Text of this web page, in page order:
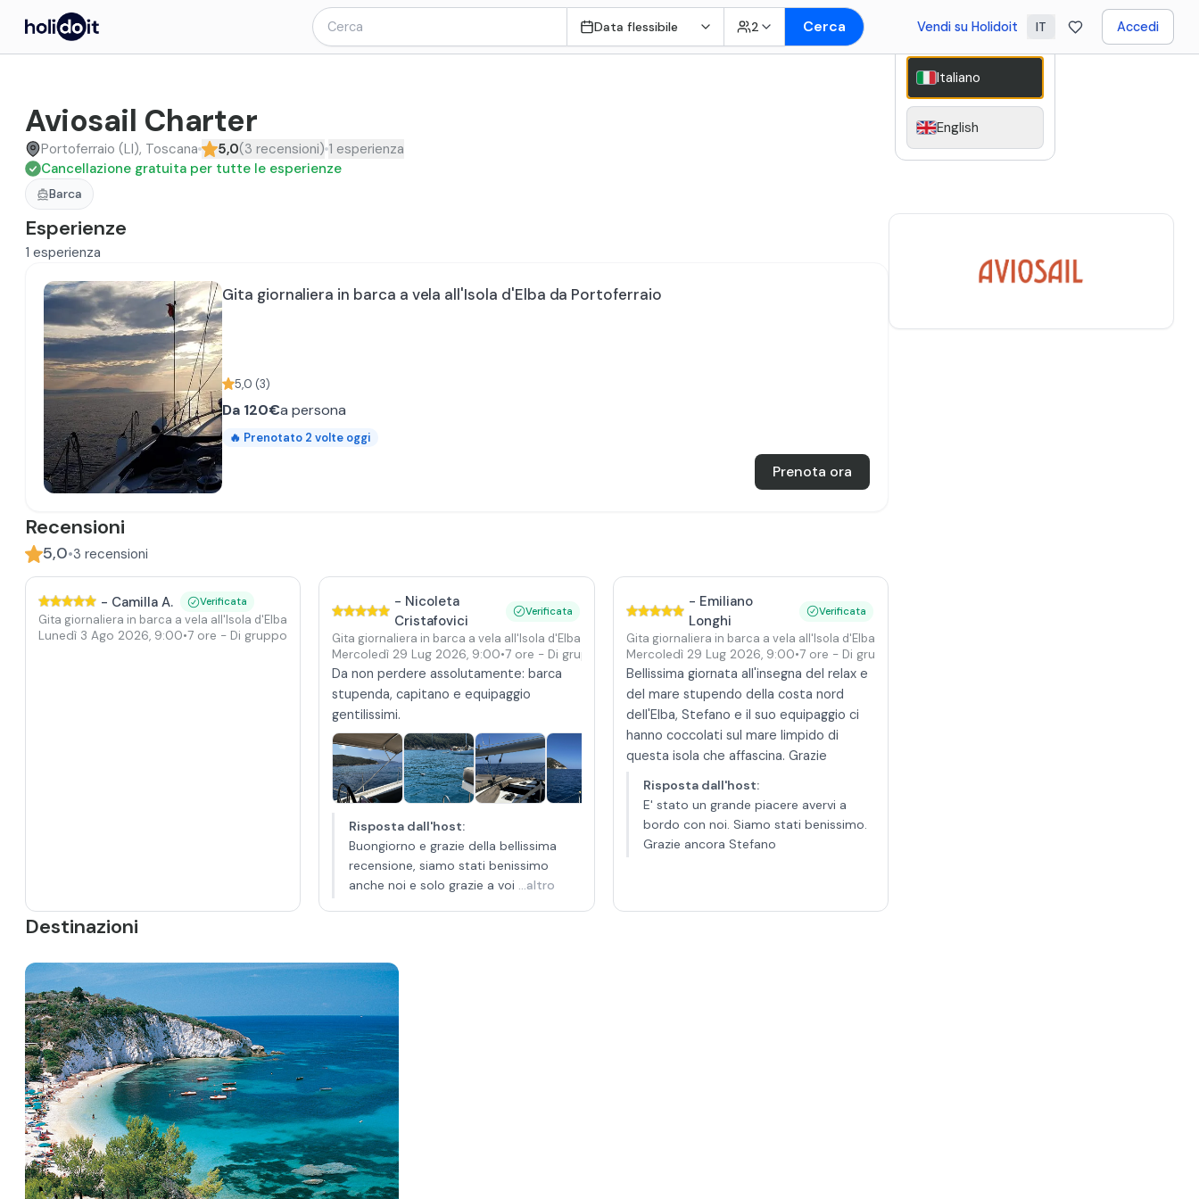
Data flessibile 2 Cerca Vendi su Holidoit IT Accedi
Aviosail Charter
Portoferraio (LI), Toscana 5,0(3 recensioni) 1 esperienza
Cancellazione gratuita per tutte le esperienze
Barca
Esperienze
1 esperienza
Gita giornaliera in barca a vela all'Isola d'Elba da Portoferraio
5,0 (3)
Da 120€a persona
🔥 Prenotato 2 volte oggi
Prenota ora
Recensioni
5,0•3 recensioni
- Camilla A. Verificata
Gita giornaliera in barca a vela all'Isola d'Elba da Portoferraio
Lunedì 3 Ago 2026, 9:00•7 ore - Di gruppo
- Nicoleta
Cristafovici
Verificata
Gita giornaliera in barca a vela all'Isola d'Elba da Portoferraio
Mercoledì 29 Lug 2026, 9:00•7 ore - Di gruppo
Da non perdere assolutamente: barca
stupenda, capitano e equipaggio
gentilissimi.
Risposta dall'host:
Buongiorno e grazie della bellissima
recensione, siamo stati benissimo
anche noi e solo grazie a voi ...altro
- Emiliano
Longhi
Verificata
Gita giornaliera in barca a vela all'Isola d'Elba da Portoferraio
Mercoledì 29 Lug 2026, 9:00•7 ore - Di gruppo
Bellissima giornata all'insegna del relax e
del mare stupendo della costa nord
dell'Elba, Stefano e il suo equipaggio ci
hanno coccolati sul mare limpido di
questa isola che affascina. Grazie
Risposta dall'host:
E' stato un grande piacere avervi a
bordo con noi. Siamo stati benissimo.
Grazie ancora Stefano
Destinazioni
Italiano
English